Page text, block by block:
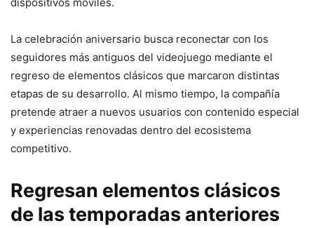
La celebración aniversario busca reconectar con los
seguidores más antiguos del videojuego mediante el
regreso de elementos clásicos que marcaron distintas
etapas de su desarrollo. Al mismo tiempo, la compañía
pretende atraer a nuevos usuarios con contenido especial
y experiencias renovadas dentro del ecosistema
competitivo.
Regresan elementos clásicos
de las temporadas anteriores